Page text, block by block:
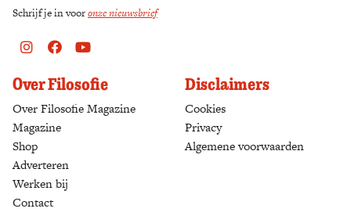
Schrijf je in vooronze nieuwsbrief
Instagram
FacebookYoutube
Over Filosofie
Over Filosofie Magazine
Magazine
Shop
Adverteren
Werken bij
Contact
Disclaimers
Cookies
Privacy
Algemene voorwaarden